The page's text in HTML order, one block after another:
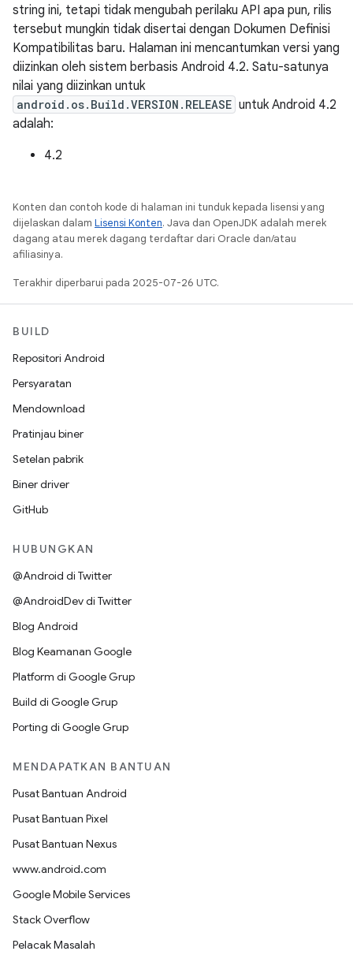
string ini, tetapi tidak mengubah perilaku API apa pun, rilis
tersebut mungkin tidak disertai dengan Dokumen Definisi
Kompatibilitas baru. Halaman ini mencantumkan versi yang
diizinkan oleh sistem berbasis Android 4.2. Satu-satunya
nilai yang diizinkan untuk
android.os.Build.VERSION.RELEASE untuk Android 4.2
adalah:
4.2
Konten dan contoh kode di halaman ini tunduk kepada lisensi yang
dijelaskan dalam Lisensi Konten. Java dan OpenJDK adalah merek
dagang atau merek dagang terdaftar dari Oracle dan/atau
afiliasinya.
Terakhir diperbarui pada 2025-07-26 UTC.
BUILD
Repositori Android
Persyaratan
Mendownload
Pratinjau biner
Setelan pabrik
Biner driver
GitHub
HUBUNGKAN
@Android di Twitter
@AndroidDev di Twitter
Blog Android
Blog Keamanan Google
Platform di Google Grup
Build di Google Grup
Porting di Google Grup
MENDAPATKAN BANTUAN
Pusat Bantuan Android
Pusat Bantuan Pixel
Pusat Bantuan Nexus
www.android.com
Google Mobile Services
Stack Overflow
Pelacak Masalah